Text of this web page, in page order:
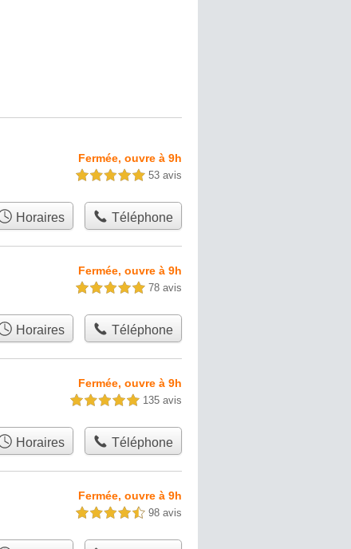
Fermée, ouvre à 9h
5,0 étoiles sur 5 53 avis
Horaires Téléphone
Fermée, ouvre à 9h
5,0 étoiles sur 5 78 avis
Horaires Téléphone
Fermée, ouvre à 9h
5,0 étoiles sur 5 135 avis
Horaires Téléphone
Fermée, ouvre à 9h
4,5 étoiles sur 5 98 avis